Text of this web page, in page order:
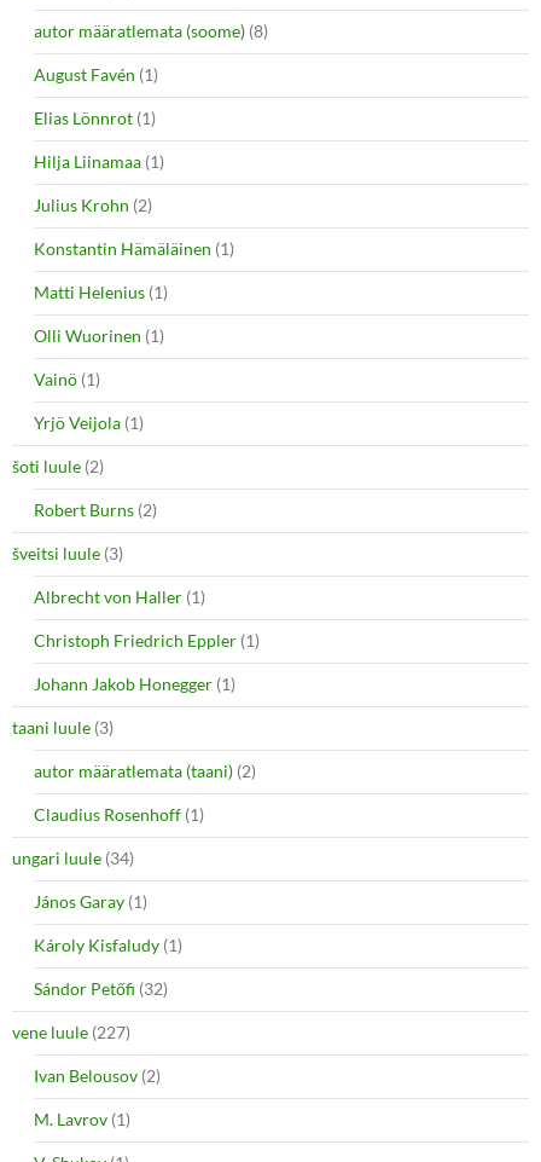
autor määratlemata (soome) (8)
August Favén (1)
Elias Lönnrot (1)
Hilja Liinamaa (1)
Julius Krohn (2)
Konstantin Hämäläinen (1)
Matti Helenius (1)
Olli Wuorinen (1)
Vainö (1)
Yrjö Veijola (1)
šoti luule (2)
Robert Burns (2)
šveitsi luule (3)
Albrecht von Haller (1)
Christoph Friedrich Eppler (1)
Johann Jakob Honegger (1)
taani luule (3)
autor määratlemata (taani) (2)
Claudius Rosenhoff (1)
ungari luule (34)
János Garay (1)
Károly Kisfaludy (1)
Sándor Petőfi (32)
vene luule (227)
Ivan Belousov (2)
M. Lavrov (1)